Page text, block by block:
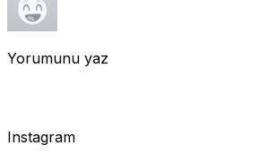
Yorumunu yaz
Instagram